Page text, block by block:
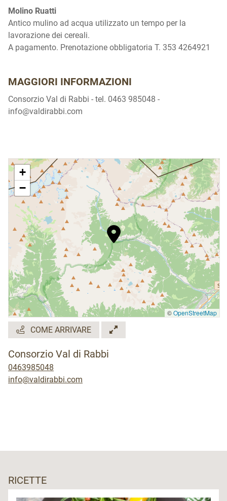
Molino Ruatti
Antico mulino ad acqua utilizzato un tempo per la
lavorazione dei cereali.
A pagamento. Prenotazione obbligatoria T. 353 4264921
MAGGIORI INFORMAZIONI
Consorzio Val di Rabbi - tel. 0463 985048 -
info@valdirabbi.com
+
−
©OpenStreetMap
COME ARRIVARE
Consorzio Val di Rabbi
0463985048
info@valdirabbi.com
RICETTE